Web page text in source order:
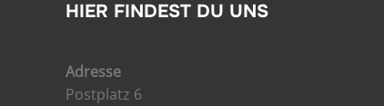
HIER FINDEST DU UNS
Adresse
Postplatz 6